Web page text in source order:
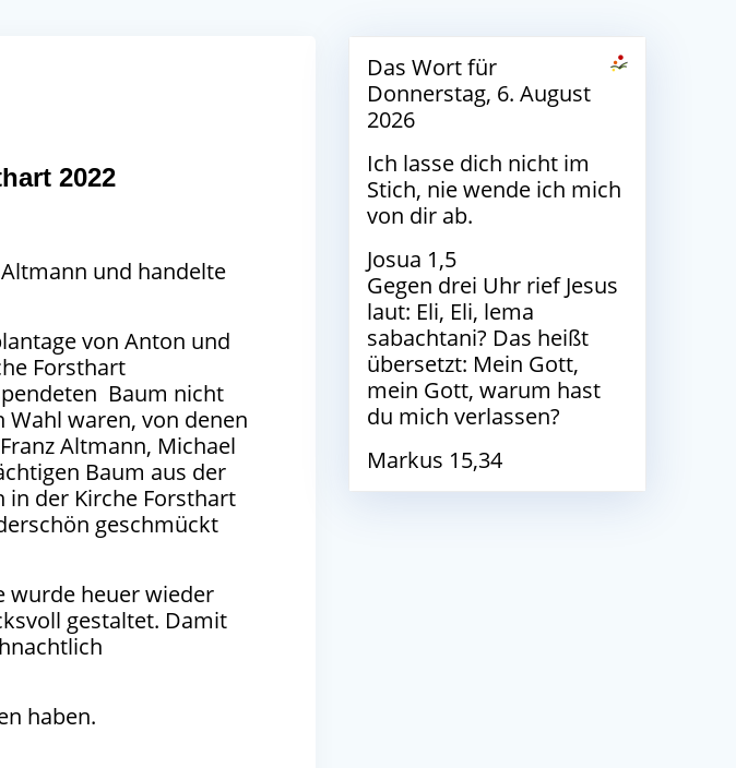
2022
und handelte
von Anton und
Forsthart
Baum nicht
Wahl waren, von denen
Altmann, Michael
Baum aus der
in der Kirche Forsthart
geschmückt
wurde heuer wieder
gestaltet. Damit
haben.
Das Wort für
Donnerstag, 6. August
2026
Ich lasse dich nicht im
Stich, nie wende ich mich
von dir ab.
Josua 1,5
Gegen drei Uhr rief Jesus
laut: Eli, Eli, lema
sabachtani? Das heißt
übersetzt: Mein Gott,
mein Gott, warum hast
du mich verlassen?
Markus 15,34